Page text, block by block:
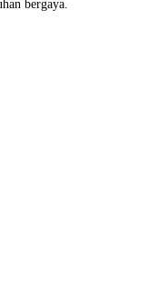
bergaya.